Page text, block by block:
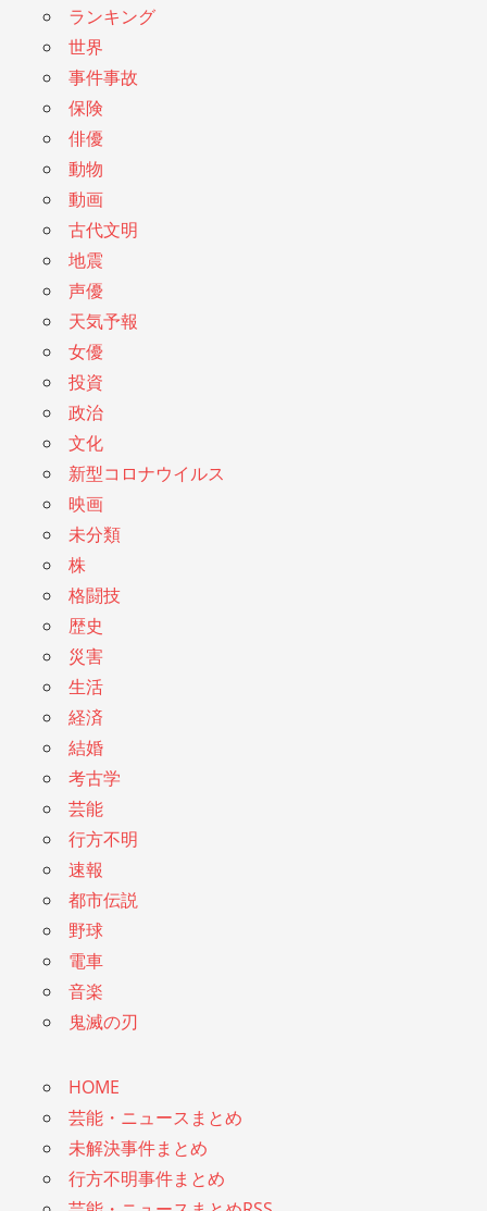
ランキング
世界
事件事故
保険
俳優
動物
動画
古代文明
地震
声優
天気予報
女優
投資
政治
文化
新型コロナウイルス
映画
未分類
株
格闘技
歴史
災害
生活
経済
結婚
考古学
芸能
行方不明
速報
都市伝説
野球
電車
音楽
鬼滅の刃
HOME
芸能・ニュースまとめ
未解決事件まとめ
行方不明事件まとめ